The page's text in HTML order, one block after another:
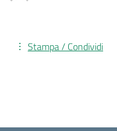
Stampa / Condividi